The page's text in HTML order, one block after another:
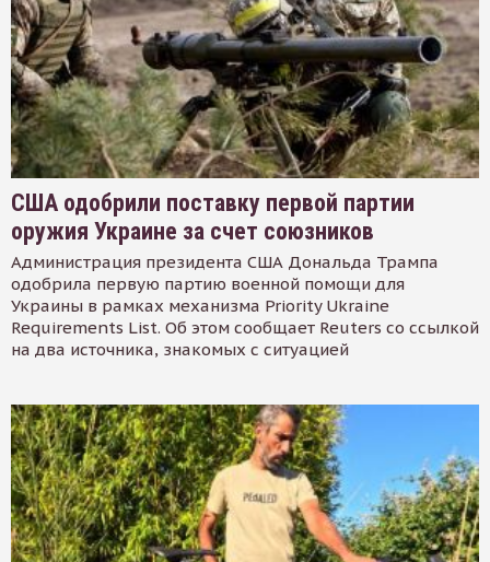
США одобрили поставку первой партии
оружия Украине за счет союзников
Администрация президента США Дональда Трампа
одобрила первую партию военной помощи для
Украины в рамках механизма Priority Ukraine
Requirements List. Об этом сообщает Reuters со ссылкой
на два источника, знакомых с ситуацией